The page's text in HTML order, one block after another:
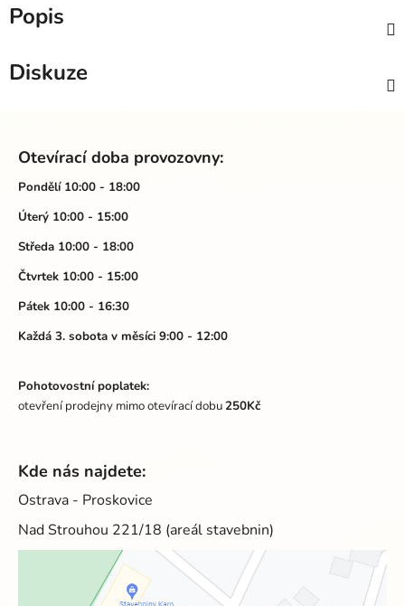
Popis
Diskuze
Otevírací doba provozovny:
Pondělí 10:00 - 18:00
Úterý 10:00 - 15:00
Středa 10:00 - 18:00
Čtvrtek 10:00 - 15:00
Pátek 10:00 - 16:30
Každá 3. sobota v měsíci 9:00 - 12:00
Pohotovostní poplatek:
otevření prodejny mimo otevírací dobu250Kč
Kde nás najdete:
Ostrava - Proskovice
Nad Strouhou 221/18 (areál stavebnin)